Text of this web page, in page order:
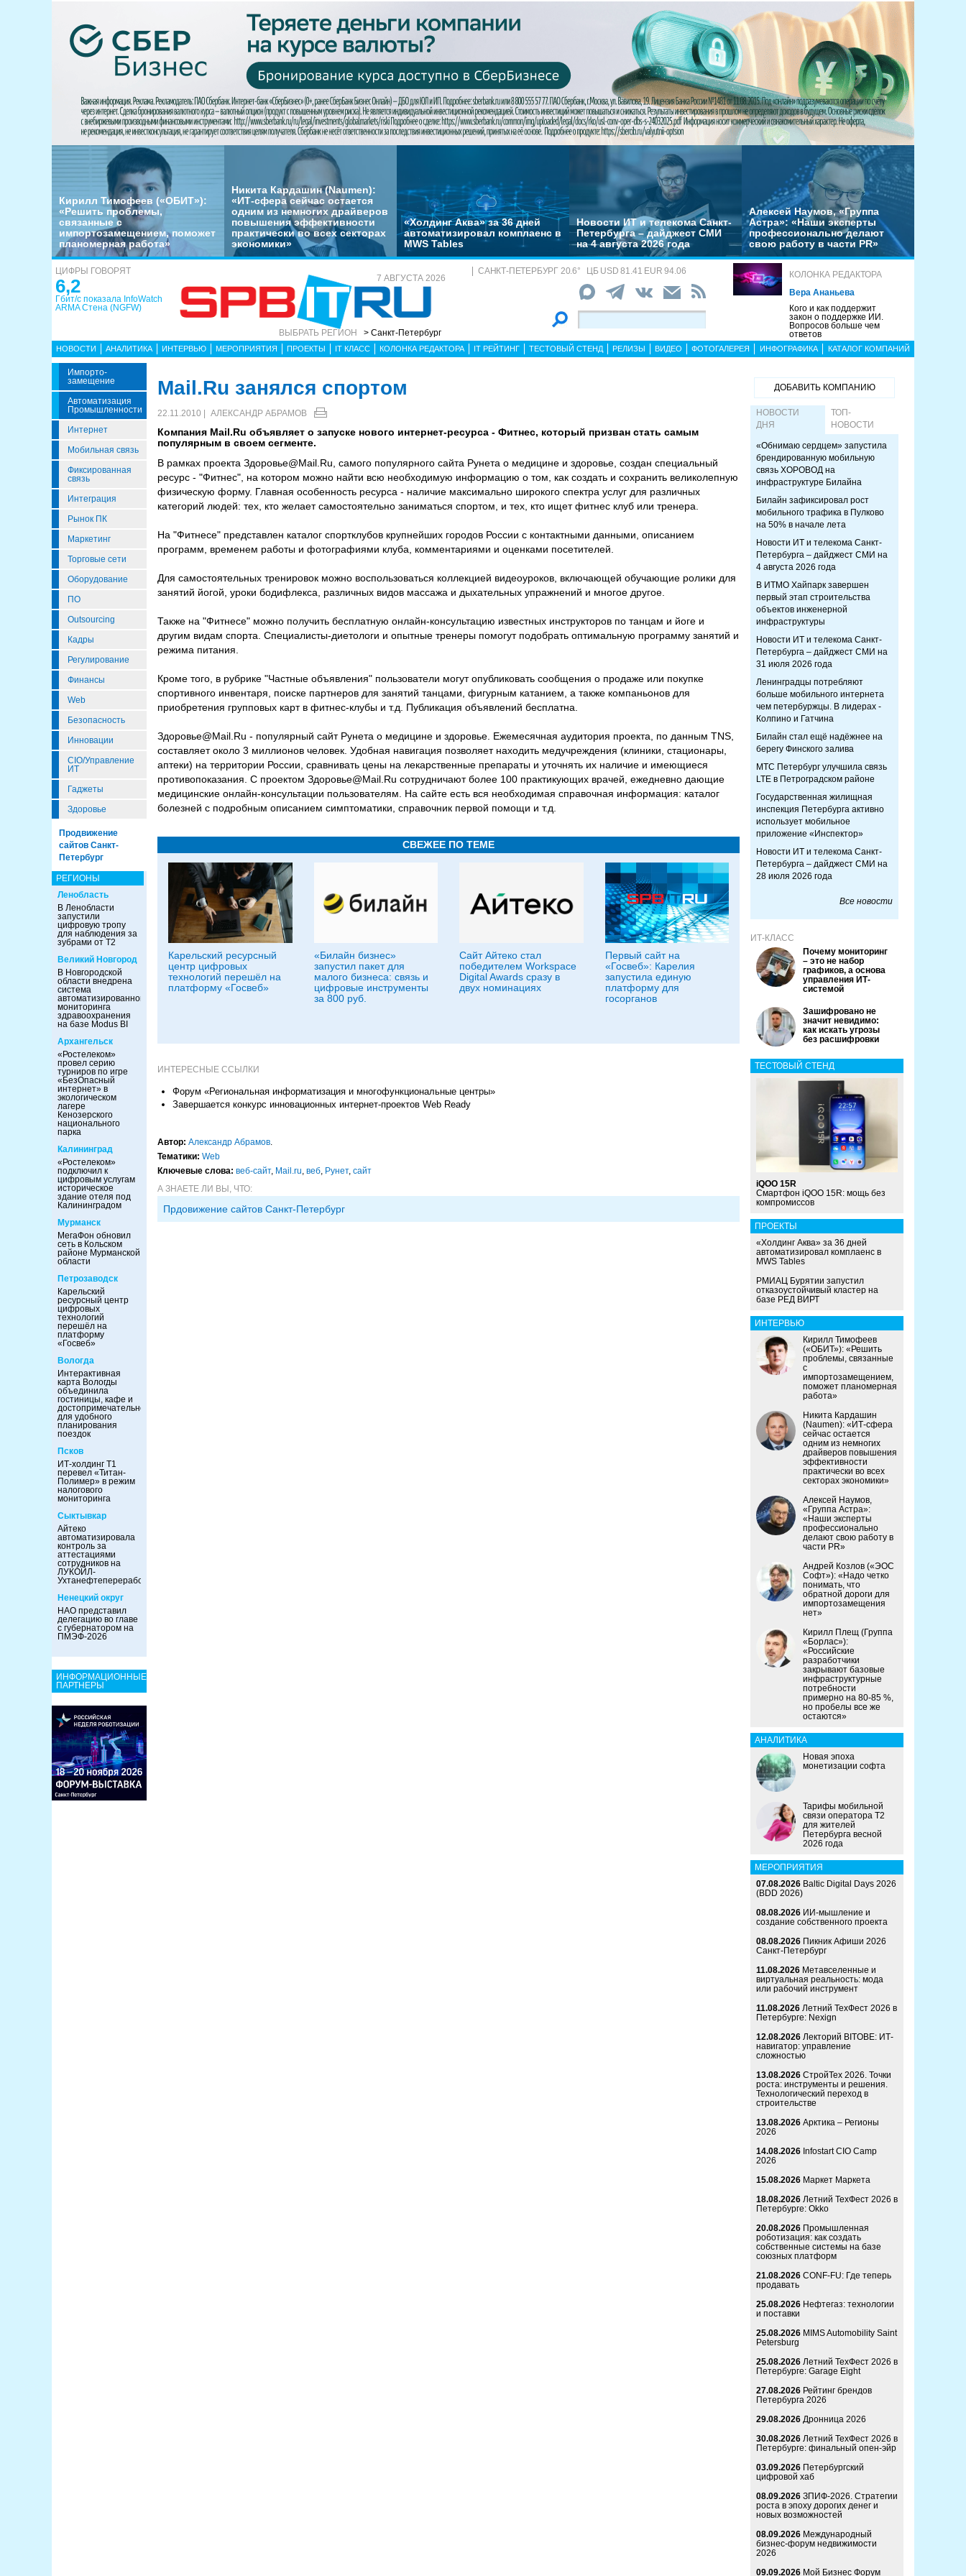
Кирилл Тимофеев («ОБИТ»):
«Решить проблемы,
связанные с
импортозамещением, поможет
планомерная работа»
Никита Кардашин (Naumen):
«ИТ-сфера сейчас остается
одним из немногих драйверов
повышения эффективности
практически во всех секторах
экономики»
«Холдинг Аква» за 36 дней
автоматизировал комплаенс в
MWS Tables
Новости ИТ и телекома Санкт-
Петербурга – дайджест СМИ
на 4 августа 2026 года
Алексей Наумов, «Группа
Астра»: «Наши эксперты
профессионально делают
свою работу в части PR»
ЦИФРЫ ГОВОРЯТ
6,2
Гбит/с показала InfoWatch
ARMA Стена (NGFW)
7 АВГУСТА 2026
ВЫБРАТЬ РЕГИОН > Санкт-Петербург
САНКТ-ПЕТЕРБУРГ 20.6° ЦБ USD 81.41 EUR 94.06
КОЛОНКА РЕДАКТОРА
Вера Ананьева
Кого и как поддержит
закон о поддержке ИИ.
Вопросов больше чем
ответов
НОВОСТИ АНАЛИТИКА ИНТЕРВЬЮ МЕРОПРИЯТИЯ ПРОЕКТЫ IT КЛАСС КОЛОНКА РЕДАКТОРА IT РЕЙТИНГ ТЕСТОВЫЙ СТЕНД РЕЛИЗЫ ВИДЕО ФОТОГАЛЕРЕЯ ИНФОГРАФИКА КАТАЛОГ КОМПАНИЙ
Импорто­
Замещение
Автоматизация
Промышленности
Интернет
Мобильная связь
Фиксированная
связь
Интеграция
Рынок ПК
Маркетинг
Торговые сети
Оборудование
ПО
Outsourcing
Кадры
Регулирование
Финансы
Web
Безопасность
Инновации
CIO/Управление
ИТ
Гаджеты
Здоровье
Продвижение
сайтов Санкт-
Петербург
РЕГИОНЫ
Ленобласть
В Ленобласти
запустили
цифровую тропу
для наблюдения за
зубрами от Т2
Великий Новгород
В Новгородской
области внедрена
система
автоматизированного
мониторинга
здравоохранения
на базе Modus BI
Архангельск
«Ростелеком»
провел серию
турниров по игре
«БезОпасный
интернет» в
экологическом
лагере
Кенозерского
национального
парка
Калининград
«Ростелеком»
подключил к
цифровым услугам
историческое
здание отеля под
Калининградом
Мурманск
МегаФон обновил
сеть в Кольском
районе Мурманской
области
Петрозаводск
Карельский
ресурсный центр
цифровых
технологий
перешёл на
платформу
«Госвеб»
Вологда
Интерактивная
карта Вологды
объединила
гостиницы, кафе и
достопримечательности
для удобного
планирования
поездок
Псков
ИТ-холдинг Т1
перевел «Титан-
Полимер» в режим
налогового
мониторинга
Сыктывкар
Айтеко
автоматизировала
контроль за
аттестациями
сотрудников на
ЛУКОЙЛ-
Ухтанефтепереработка
Ненецкий округ
НАО представил
делегацию во главе
с губернатором на
ПМЭФ-2026
ИНФОРМАЦИОННЫЕ
ПАРТНЕРЫ
Mail.Ru занялся спортом
22.11.2010 | АЛЕКСАНДР АБРАМОВ
Компания Mail.Ru объявляет о запуске нового интернет-ресурса - Фитнес, который призван стать самым
популярным в своем сегменте.
В рамках проекта Здоровье@Mail.Ru, самого популярного сайта Рунета о медицине и здоровье, создан специальный
ресурс - "Фитнес", на котором можно найти всю необходимую информацию о том, как создать и сохранить великолепную
физическую форму. Главная особенность ресурса - наличие максимально широкого спектра услуг для различных
категорий людей: тех, кто желает самостоятельно заниматься спортом, и тех, кто ищет фитнес клуб или тренера.
На "Фитнесе" представлен каталог спортклубов крупнейших городов России с контактными данными, описанием
программ, временем работы и фотографиями клуба, комментариями и оценками посетителей.
Для самостоятельных тренировок можно воспользоваться коллекцией видеоуроков, включающей обучающие ролики для
занятий йогой, уроки бодифлекса, различных видов массажа и дыхательных упражнений и многое другое.
Также на "Фитнесе" можно получить бесплатную онлайн-консультацию известных инструкторов по танцам и йоге и
другим видам спорта. Специалисты-диетологи и опытные тренеры помогут подобрать оптимальную программу занятий и
режима питания.
Кроме того, в рубрике "Частные объявления" пользователи могут опубликовать сообщения о продаже или покупке
спортивного инвентаря, поиске партнеров для занятий танцами, фигурным катанием, а также компаньонов для
приобретения групповых карт в фитнес-клубы и т.д. Публикация объявлений бесплатна.
Здоровье@Mail.Ru - популярный сайт Рунета о медицине и здоровье. Ежемесячная аудитория проекта, по данным TNS,
составляет около 3 миллионов человек. Удобная навигация позволяет находить медучреждения (клиники, стационары,
аптеки) на территории России, сравнивать цены на лекарственные препараты и уточнять их наличие и имеющиеся
противопоказания. С проектом Здоровье@Mail.Ru сотрудничают более 100 практикующих врачей, ежедневно дающие
медицинские онлайн-консультации пользователям. На сайте есть вся необходимая справочная информация: каталог
болезней с подробным описанием симптоматики, справочник первой помощи и т.д.
СВЕЖЕЕ ПО ТЕМЕ
Карельский ресурсный
центр цифровых
технологий перешёл на
платформу «Госвеб»
«Билайн бизнес»
запустил пакет для
малого бизнеса: связь и
цифровые инструменты
за 800 руб.
Сайт Айтеко стал
победителем Workspace
Digital Awards сразу в
двух номинациях
Первый сайт на
«Госвеб»: Карелия
запустила единую
платформу для
госорганов
ИНТЕРЕСНЫЕ ССЫЛКИ
Форум «Региональная информатизация и многофункциональные центры»
Завершается конкурс инновационных интернет-проектов Web Ready
Автор: Александр Абрамов.
Тематики: Web
Ключевые слова: веб-сайт, Mail.ru, веб, Рунет, сайт
А ЗНАЕТЕ ЛИ ВЫ, ЧТО:
Прдовижение сайтов Санкт-Петербург
ДОБАВИТЬ КОМПАНИЮ
НОВОСТИ
ДНЯ
ТОП-
НОВОСТИ
«Обнимаю сердцем» запустила
брендированную мобильную
связь ХОРОВОД на
инфраструктуре Билайна
Билайн зафиксировал рост
мобильного трафика в Пулково
на 50% в начале лета
Новости ИТ и телекома Санкт-
Петербурга – дайджест СМИ на
4 августа 2026 года
В ИТМО Хайпарк завершен
первый этап строительства
объектов инженерной
инфраструктуры
Новости ИТ и телекома Санкт-
Петербурга – дайджест СМИ на
31 июля 2026 года
Ленинградцы потребляют
больше мобильного интернета
чем петербуржцы. В лидерах -
Колпино и Гатчина
Билайн стал ещё надёжнее на
берегу Финского залива
МТС Петербург улучшила связь
LTE в Петроградском районе
Государственная жилищная
инспекция Петербурга активно
использует мобильное
приложение «Инспектор»
Новости ИТ и телекома Санкт-
Петербурга – дайджест СМИ на
28 июля 2026 года
Все новости
ИТ-КЛАСС
Почему мониторинг
– это не набор
графиков, а основа
управления ИТ-
системой
Зашифровано не
значит невидимо:
как искать угрозы
без расшифровки
ТЕСТОВЫЙ СТЕНД
iQOO 15R
Смартфон iQOO 15R: мощь без
компромиссов
ПРОЕКТЫ
«Холдинг Аква» за 36 дней
автоматизировал комплаенс в
MWS Tables
РМИАЦ Бурятии запустил
отказоустойчивый кластер на
базе РЕД ВИРТ
ИНТЕРВЬЮ
Кирилл Тимофеев
(«ОБИТ»): «Решить
проблемы, связанные
с
импортозамещением,
поможет планомерная
работа»
Никита Кардашин
(Naumen): «ИТ-сфера
сейчас остается
одним из немногих
драйверов повышения
эффективности
практически во всех
секторах экономики»
Алексей Наумов,
«Группа Астра»:
«Наши эксперты
профессионально
делают свою работу в
части PR»
Андрей Козлов («ЭОС
Софт»): «Надо четко
понимать, что
обратной дороги для
импортозамещения
нет»
Кирилл Плещ (Группа
«Борлас»):
«Российские
разработчики
закрывают базовые
инфраструктурные
потребности
примерно на 80-85 %,
но пробелы все же
остаются»
АНАЛИТИКА
Новая эпоха
монетизации софта
Тарифы мобильной
связи оператора Т2
для жителей
Петербурга весной
2026 года
МЕРОПРИЯТИЯ
07.08.2026 Baltic Digital Days 2026
(BDD 2026)
08.08.2026 ИИ-мышление и
создание собственного проекта
08.08.2026 Пикник Афиши 2026
Санкт-Петербург
11.08.2026 Метавселенные и
виртуальная реальность: мода
или рабочий инструмент
11.08.2026 Летний ТехФест 2026 в
Петербурге: Nexign
12.08.2026 Лекторий BITOBE: ИТ-
навигатор: управление
сложностью
13.08.2026 СтройТех 2026. Точки
роста: инструменты и решения.
Технологический переход в
строительстве
13.08.2026 Арктика – Регионы
2026
14.08.2026 Infostart CIO Camp
2026
15.08.2026 Маркет Маркета
18.08.2026 Летний ТехФест 2026 в
Петербурге: Okko
20.08.2026 Промышленная
роботизация: как создать
собственные системы на базе
союзных платформ
21.08.2026 CONF-FU: Где теперь
продавать
25.08.2026 Нефтегаз: технологии
и поставки
25.08.2026 MIMS Automobility Saint
Petersburg
25.08.2026 Летний ТехФест 2026 в
Петербурге: Garage Eight
27.08.2026 Рейтинг брендов
Петербурга 2026
29.08.2026 Дронница 2026
30.08.2026 Летний ТехФест 2026 в
Петербурге: финальный опен-эйр
03.09.2026 Петербургский
цифровой хаб
08.09.2026 ЗПИФ-2026. Стратегии
роста в эпоху дорогих денег и
новых возможностей
08.09.2026 Международный
бизнес-форум недвижимости
2026
09.09.2026 Мой Бизнес Форум